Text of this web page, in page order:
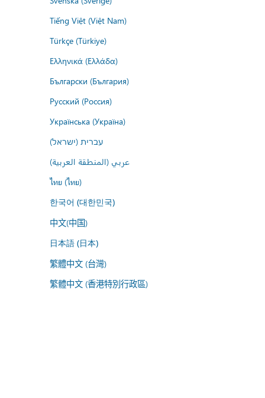
Tiếng Việt (Việt Nam)
Türkçe (Türkiye)
Ελληνικά (Ελλάδα)
Български (България)
Русский (Россия)
Українська (Україна)
עברית (ישראל)
عربي (المنطقة العربية)
ไทย (ไทย)
한국어 (대한민국)
中文(中国)
日本語 (日本)
繁體中文 (台灣)
繁體中文 (香港特別行政區)